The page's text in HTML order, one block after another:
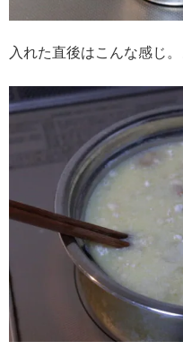
入れた直後はこんな感じ。